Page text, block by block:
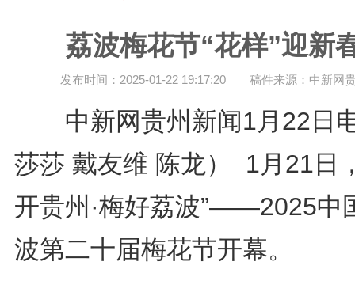
荔波梅花节“花样”迎新
发布时间：2025-01-22 19:17:20 稿件来源：中新网
中新网贵州新闻1月22日
莎莎 戴友维 陈龙） 1月21日
开贵州·梅好荔波”——2025中
波第二十届梅花节开幕。